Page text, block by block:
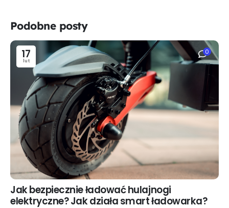
Podobne posty
17
lut
0
Jak bezpiecznie ładować hulajnogi
elektryczne? Jak działa smart ładowarka?